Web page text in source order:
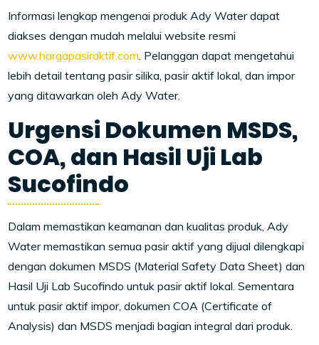
Informasi lengkap mengenai produk Ady Water dapat
diakses dengan mudah melalui website resmi
www.hargapasiraktif.com. Pelanggan dapat mengetahui
lebih detail tentang pasir silika, pasir aktif lokal, dan impor
yang ditawarkan oleh Ady Water.
Urgensi Dokumen MSDS,
COA, dan Hasil Uji Lab
Sucofindo
Dalam memastikan keamanan dan kualitas produk, Ady
Water memastikan semua pasir aktif yang dijual dilengkapi
dengan dokumen MSDS (Material Safety Data Sheet) dan
Hasil Uji Lab Sucofindo untuk pasir aktif lokal. Sementara
untuk pasir aktif impor, dokumen COA (Certificate of
Analysis) dan MSDS menjadi bagian integral dari produk.